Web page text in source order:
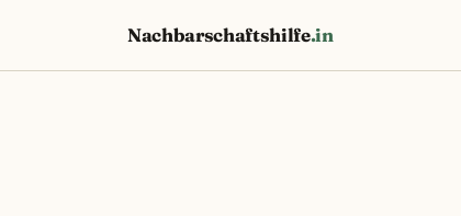
Nachbarschaftshilfe.in